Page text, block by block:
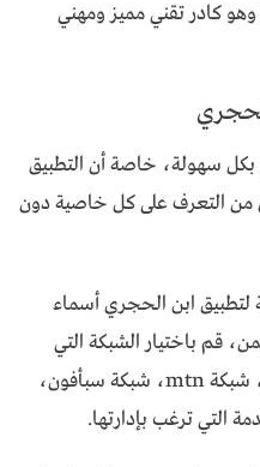
كادر تقني مميز ومهني
سهولة، خاصة أن التطبيق
من التعرف على كل خاصية دون
لتطبيق ابن الحجري أسماء
قم باختيار الشبكة التي
لديك اشتراك فيها مثل: يمن موبايل، شبكة mtn، شبكة سبأفون،
التي ترغب بإدارتها.